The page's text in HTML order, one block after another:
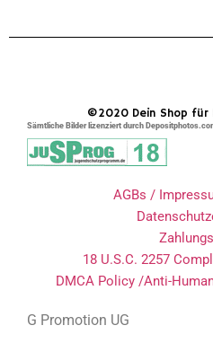
©2020 Dein Shop für
Sämtliche Bilder lizenziert durch
AGBs /
18 U.S.C. 2257
DMCA Policy /Anti-
G Promotion UG